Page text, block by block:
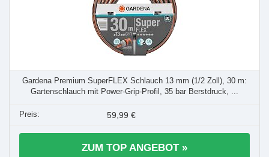
Gardena Premium SuperFLEX Schlauch 13 mm (1/2 Zoll), 30 m:
Gartenschlauch mit Power-Grip-Profil, 35 bar Berstdruck, ...
59,99 €
ZUM TOP ANGEBOT »